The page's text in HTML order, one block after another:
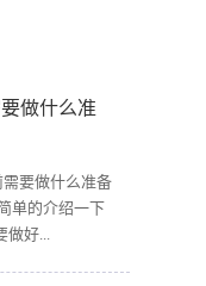
做什么准
要做什么准备
单的介绍一下
好...